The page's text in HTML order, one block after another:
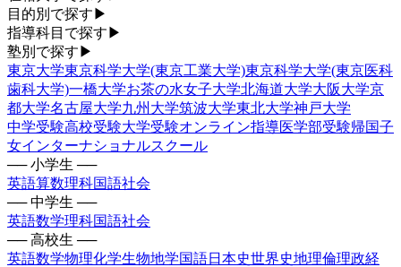
目的別で探す ▶
指導科目で探す ▶
塾別で探す ▶
東京大学東京科学大学(東京工業大学)東京科学大学(東京医科
歯科大学)一橋大学お茶の水女子大学北海道大学大阪大学京
都大学名古屋大学九州大学筑波大学東北大学神戸大学
中学受験高校受験大学受験オンライン指導医学部受験帰国子
女インターナショナルスクール
── 小学生 ──
英語算数理科国語社会
── 中学生 ──
英語数学理科国語社会
── 高校生 ──
英語数学物理化学生物地学国語日本史世界史地理倫理政経